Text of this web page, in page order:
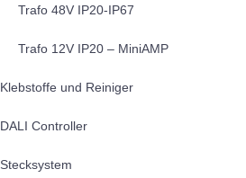
Trafo 48V IP20-IP67
Trafo 12V IP20 – MiniAMP
Klebstoffe und Reiniger
DALI Controller
Stecksystem